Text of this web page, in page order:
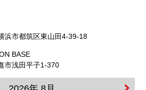
浜市都筑区東山田4-39-18
BASE
市浅田平子1-370